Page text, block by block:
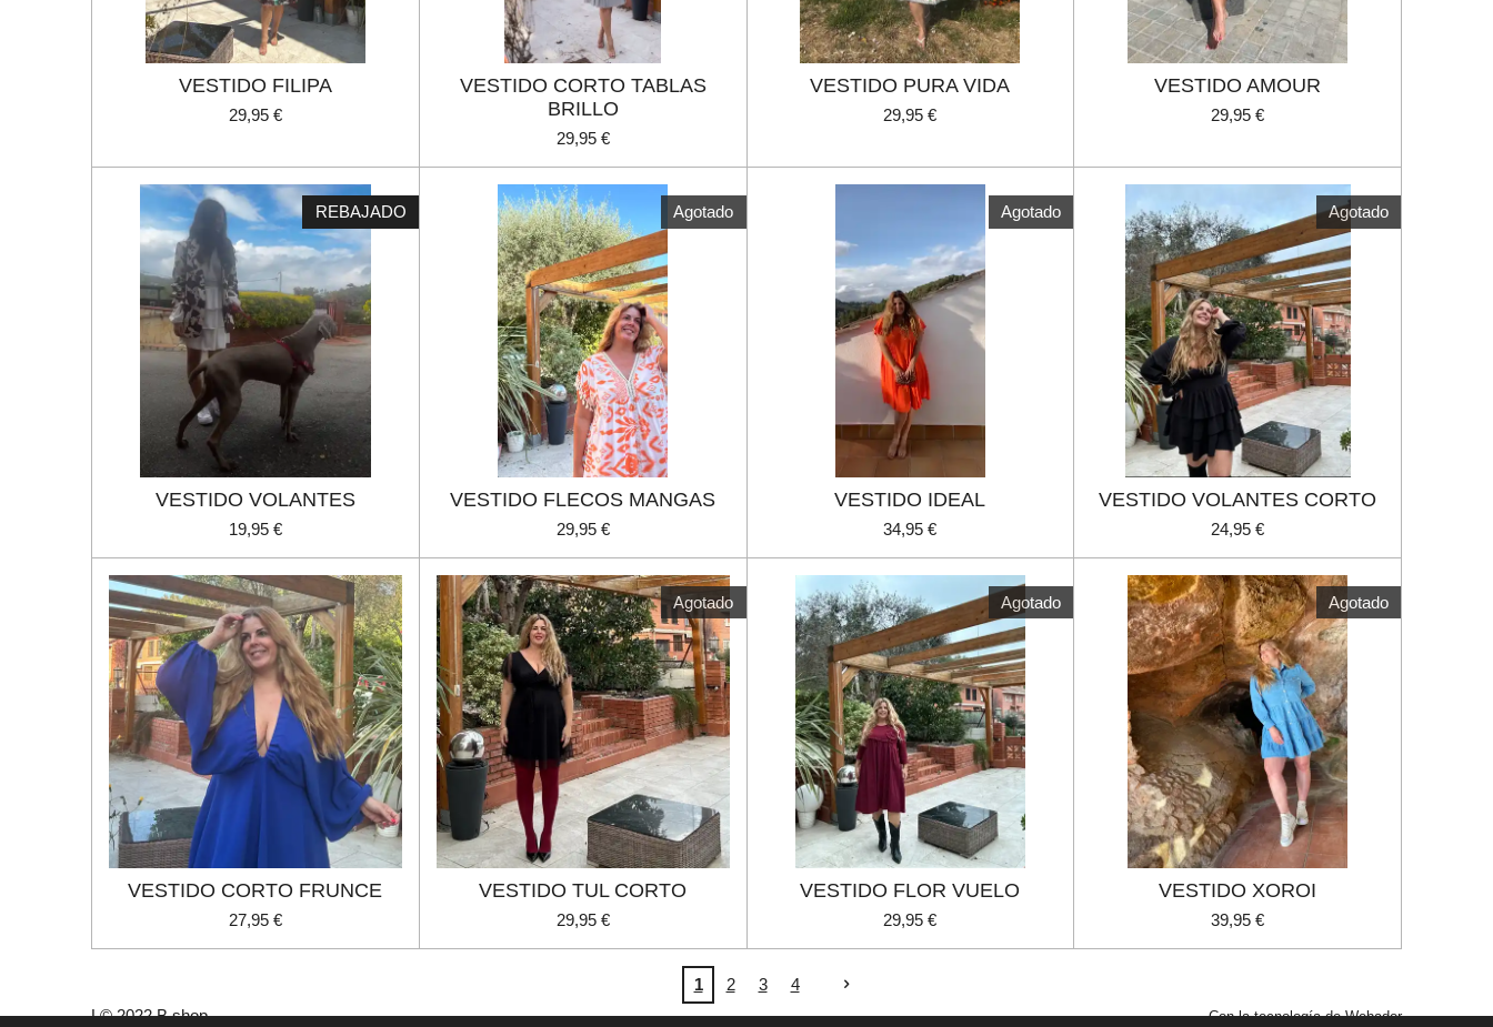
VESTIDO FILIPA
29,95 €
VESTIDO CORTO TABLAS
BRILLO
29,95 €
VESTIDO PURA VIDA
29,95 €
VESTIDO AMOUR
29,95 €
REBAJADO
VESTIDO VOLANTES
19,95 €
Agotado
VESTIDO FLECOS MANGAS
29,95 €
Agotado
VESTIDO IDEAL
34,95 €
Agotado
VESTIDO VOLANTES CORTO
24,95 €
VESTIDO CORTO FRUNCE
27,95 €
Agotado
VESTIDO TUL CORTO
29,95 €
Agotado
VESTIDO FLOR VUELO
29,95 €
Agotado
VESTIDO XOROI
39,95 €
1 2 3
4
L© 2022 B shop
Con la tecnología deWebador